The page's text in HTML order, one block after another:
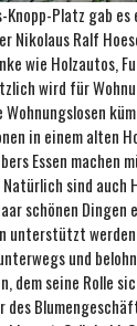
Knopp-Platz gab
Nikolaus Ralf
wie Holzautos,
wird für
in einem alten
Essen machen
sind
schönen Dingen
unterstützt
und
dem seine Rolle
des